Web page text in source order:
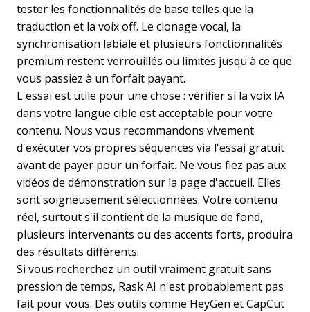
tester les fonctionnalités de base telles que la
traduction et la voix off. Le clonage vocal, la
synchronisation labiale et plusieurs fonctionnalités
premium restent verrouillés ou limités jusqu'à ce que
vous passiez à un forfait payant.
L'essai est utile pour une chose : vérifier si la voix IA
dans votre langue cible est acceptable pour votre
contenu. Nous vous recommandons vivement
d'exécuter vos propres séquences via l'essai gratuit
avant de payer pour un forfait. Ne vous fiez pas aux
vidéos de démonstration sur la page d'accueil. Elles
sont soigneusement sélectionnées. Votre contenu
réel, surtout s'il contient de la musique de fond,
plusieurs intervenants ou des accents forts, produira
des résultats différents.
Si vous recherchez un outil vraiment gratuit sans
pression de temps, Rask AI n'est probablement pas
fait pour vous. Des outils comme HeyGen et CapCut